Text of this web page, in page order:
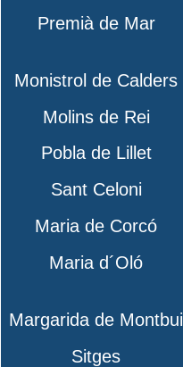
Premià de Mar
Monistrol de Calders
Molins de Rei
Pobla de Lillet
Sant Celoni
Maria de Corcó
Maria d´Oló
Margarida de Montbui
Sitges